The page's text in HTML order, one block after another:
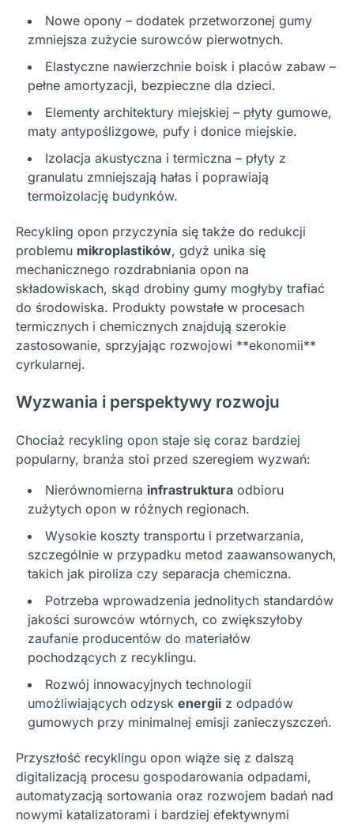
Nowe opony – dodatek przetworzonej gumy
zmniejsza zużycie surowców pierwotnych.
Elastyczne nawierzchnie boisk i placów zabaw –
pełne amortyzacji, bezpieczne dla dzieci.
Elementy architektury miejskiej – płyty gumowe,
maty antypoślizgowe, pufy i donice miejskie.
Izolacja akustyczna i termiczna – płyty z
granulatu zmniejszają hałas i poprawiają
termoizolację budynków.
Recykling opon przyczynia się także do redukcji
problemu mikroplastików, gdyż unika się
mechanicznego rozdrabniania opon na
składowiskach, skąd drobiny gumy mogłyby trafiać
do środowiska. Produkty powstałe w procesach
termicznych i chemicznych znajdują szerokie
zastosowanie, sprzyjając rozwojowi **ekonomii**
cyrkularnej.
Wyzwania i perspektywy rozwoju
Chociaż recykling opon staje się coraz bardziej
popularny, branża stoi przed szeregiem wyzwań:
Nierównomierna infrastruktura odbioru
zużytych opon w różnych regionach.
Wysokie koszty transportu i przetwarzania,
szczególnie w przypadku metod zaawansowanych,
takich jak piroliza czy separacja chemiczna.
Potrzeba wprowadzenia jednolitych standardów
jakości surowców wtórnych, co zwiększyłoby
zaufanie producentów do materiałów
pochodzących z recyklingu.
Rozwój innowacyjnych technologii
umożliwiających odzysk energii z odpadów
gumowych przy minimalnej emisji zanieczyszczeń.
Przyszłość recyklingu opon wiąże się z dalszą
digitalizacją procesu gospodarowania odpadami,
automatyzacją sortowania oraz rozwojem badań nad
nowymi katalizatorami i bardziej efektywnymi